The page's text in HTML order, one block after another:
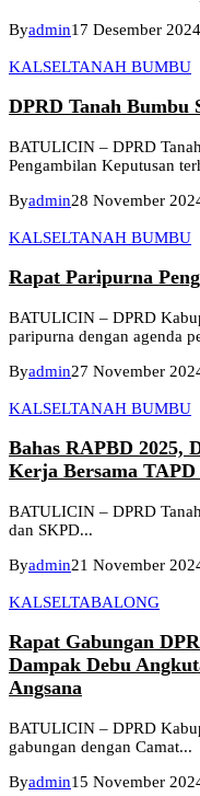
Byadmin17 Desember 2024
KALSELTANAH BUMBU
DPRD Tanah Bumbu
BATULICIN – DPRD
Pengambilan Keputusan
Byadmin28 November
KALSELTANAH BUMBU
Rapat Paripurna
BATULICIN – DPRD
paripurna dengan agenda
Byadmin27 November
KALSELTANAH BUMBU
Bahas RAPBD 2025,
Kerja Bersama TAPD
BATULICIN – DPRD
dan SKPD...
Byadmin21 November
KALSELTABALONG
Rapat Gabungan
Dampak Debu
Angsana
BATULICIN – DPRD
gabungan dengan Camat...
Byadmin15 November